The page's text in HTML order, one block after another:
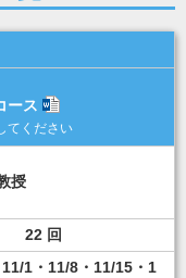
ース
授
22
1・11/8・11/15・1